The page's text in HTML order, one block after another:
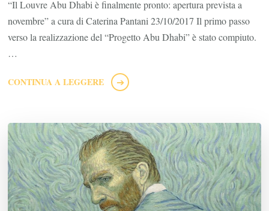
“Il Louvre Abu Dhabi è finalmente pronto: apertura prevista a
novembre” a cura di Caterina Pantani 23/10/2017 Il primo passo
verso la realizzazione del “Progetto Abu Dhabi” è stato compiuto.
…
CONTINUA A LEGGERE